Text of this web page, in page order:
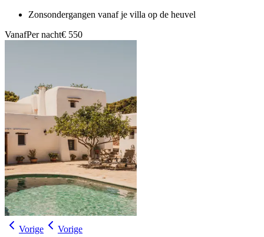
Zonsondergangen vanaf je villa op de heuvel
VanafPer nacht€ 550
Vorige
Vorige